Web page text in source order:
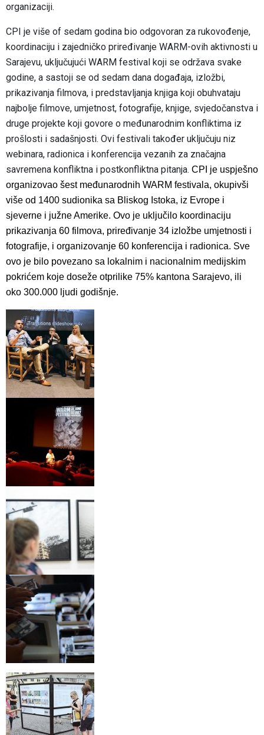
organizaciji.
CPI je više of sedam godina bio odgovoran za rukovođenje,
koordinaciju i zajedničko priređivanje WARM-ovih aktivnosti u
Sarajevu, uključujući WARM festival koji se održava svake
godine, a sastoji se od sedam dana događaja, izložbi,
prikazivanja filmova, i predstavljanja knjiga koji obuhvataju
najbolje filmove, umjetnost, fotografije, knjige, svjedočanstva i
druge projekte koji govore o međunarodnim konfliktima iz
prošlosti i sadašnjosti. Ovi festivali također uključuju niz
webinara, radionica i konferencija vezanih za značajna
savremena konfliktna i postkonfliktna pitanja. CPI je uspješno
organizovao šest međunarodnih WARM festivala, okupivši
više od 1400 sudionika sa Bliskog Istoka, iz Evrope i
sjeverne i južne Amerike. Ovo je uključilo koordinaciju
prikazivanja 60 filmova, priređivanje 34 izložbe umjetnosti i
fotografije, i organizovanje 60 konferencija i radionica. Sve
ovo je bilo povezano sa lokalnim i nacionalnim medijskim
pokrićem koje doseže otprilike 75% kantona Sarajevo, ili
oko 300.000 ljudi godišnje.